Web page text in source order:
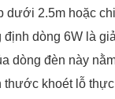
dưới 2.5m hoặc
dòng 6W là
dòng đèn này
khoét lỗ